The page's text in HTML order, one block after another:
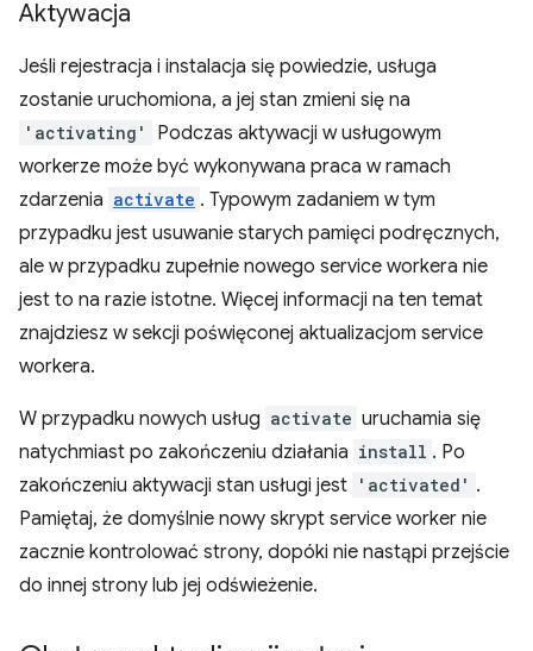
Aktywacja
Jeśli rejestracja i instalacja się powiedzie, usługa
zostanie uruchomiona, a jej stan zmieni się na
'activating'
Podczas aktywacji w usługowym
workerze może być wykonywana praca w ramach
zdarzenia activate . Typowym zadaniem w tym
przypadku jest usuwanie starych pamięci podręcznych,
ale w przypadku zupełnie nowego service workera nie
jest to na razie istotne. Więcej informacji na ten temat
znajdziesz w sekcji poświęconej aktualizacjom service
workera.
W przypadku nowych usług activate uruchamia się
natychmiast po zakończeniu działania install . Po
zakończeniu aktywacji stan usługi jest 'activated' .
Pamiętaj, że domyślnie nowy skrypt service worker nie
zacznie kontrolować strony, dopóki nie nastąpi przejście
do innej strony lub jej odświeżenie.